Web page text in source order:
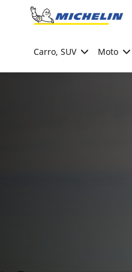
Go to page content
Carro, SUV Moto